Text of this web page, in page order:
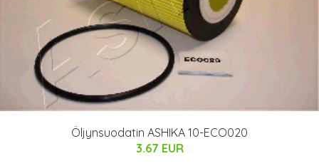
Öljynsuodatin ASHIKA 10-ECO020
3.67 EUR